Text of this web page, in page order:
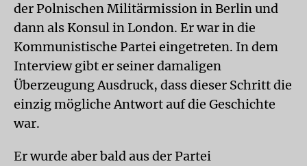
der Polnischen Militärmission in Berlin und
dann als Konsul in London. Er war in die
Kommunistische Partei eingetreten. In dem
Interview gibt er seiner damaligen
Überzeugung Ausdruck, dass dieser Schritt die
einzig mögliche Antwort auf die Geschichte
war.
Er wurde aber bald aus der Partei